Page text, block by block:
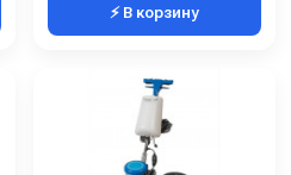
⚡ В корзину